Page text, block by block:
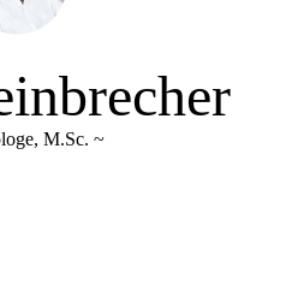
M.Sc. ~